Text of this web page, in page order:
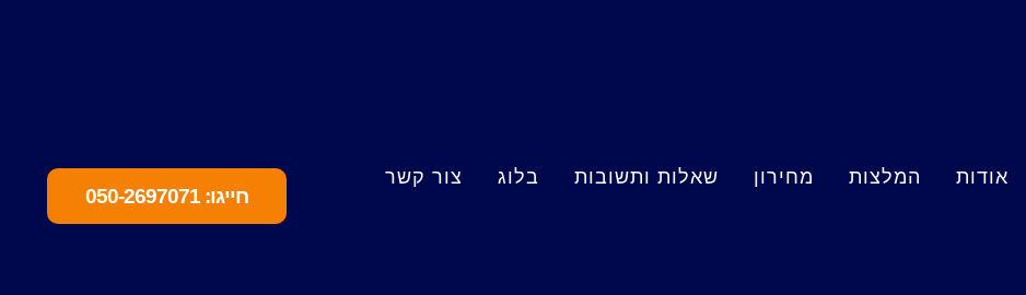
אודות המלצות מחירון שאלות ותשובות בלוג צור קשר
חייגו: 050-2697071